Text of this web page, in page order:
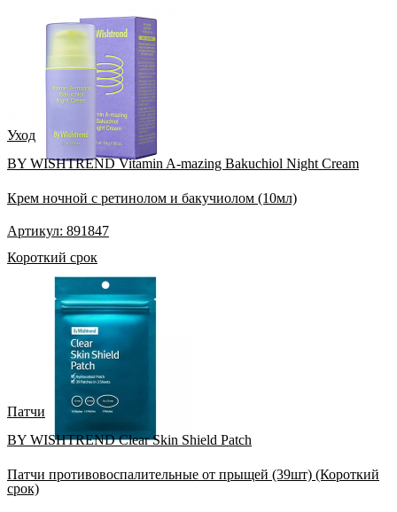
Уход
BY WISHTREND Vitamin A-mazing Bakuchiol Night Cream
Крем ночной с ретинолом и бакучиолом (10мл)
Артикул: 891847
Короткий срок
Патчи
BY WISHTREND Clear Skin Shield Patch
Патчи противовоспалительные от прыщей (39шт) (Короткий
срок)